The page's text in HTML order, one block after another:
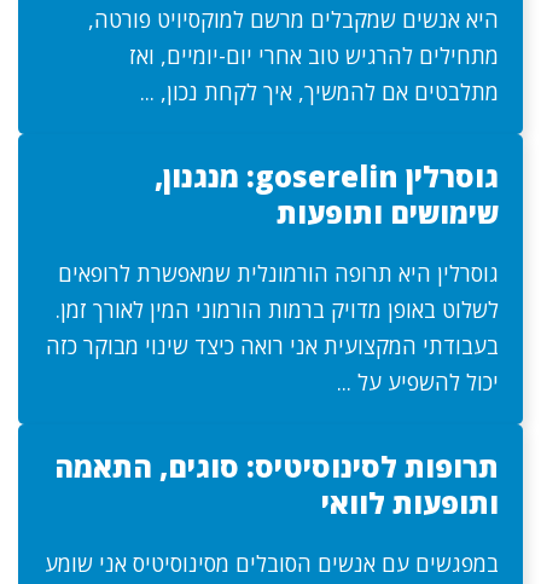
היא אנשים שמקבלים מרשם למוקסיויט פורטה,
מתחילים להרגיש טוב אחרי יום-יומיים, ואז
מתלבטים אם להמשיך, איך לקחת נכון, ...
גוסרלין goserelin: מנגנון,
שימושים ותופעות
גוסרלין היא תרופה הורמונלית שמאפשרת לרופאים
לשלוט באופן מדויק ברמות הורמוני המין לאורך זמן.
בעבודתי המקצועית אני רואה כיצד שינוי מבוקר כזה
יכול להשפיע על ...
תרופות לסינוסיטיס: סוגים, התאמה
ותופעות לוואי
במפגשים עם אנשים הסובלים מסינוסיטיס אני שומע